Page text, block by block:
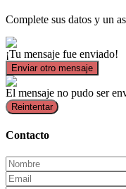
Complete sus datos y un
¡Tu mensaje fue enviado!
Enviar otro mensaje
El mensaje no pudo ser
Reintentar
Contacto